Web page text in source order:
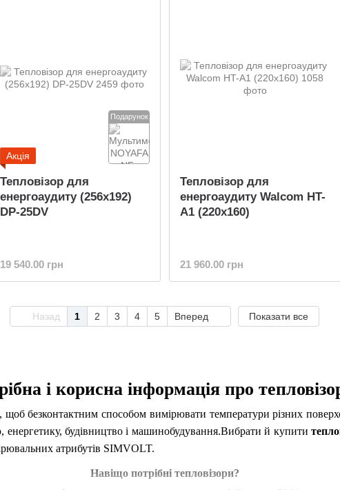
і корисна інформація про
щоб безконтактним способом вимірювати температури різних
енергетику, будівництво і машинобудування.Вибрати й купити
атрибутів SIMVOLT.
Навіщо потрібні тепловізори?
Подарунок
Акція
Тепловізор для
енергоаудиту (256x192)
DP-25DV
19 540.00 грн
Тепловізор для
енергоаудиту Walcom HT-
A1 (220x160)
21 960.00 грн
Назад 1 2 3 4 5 Вперед Показати все